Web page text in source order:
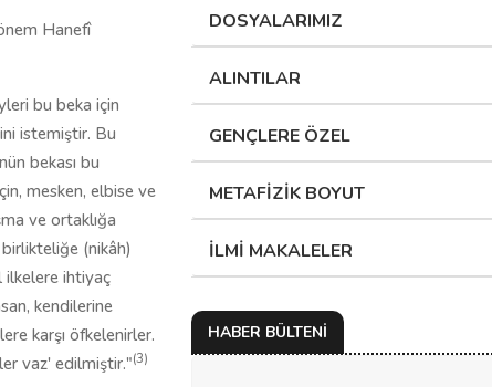
Hanefî
bu beka için
istemiştir. Bu
bekası bu
mesken, elbise ve
ve ortaklığa
(nikâh)
ilkelere ihtiyaç
kendilerine
karşı öfkelenirler.
vaz' edilmiştir."(3)
DOSYALARIMIZ
ALINTILAR
GENÇLERE ÖZEL
METAFİZİK BOYUT
İLMİ MAKALELER
HABER BÜLTENİ